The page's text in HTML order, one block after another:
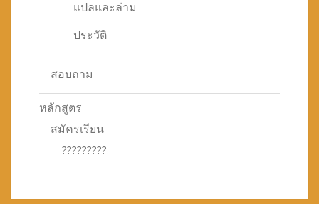
แปลและล่าม
ประวัติ
สอบถาม
หลักสูตร
สมัครเรียน
?????????